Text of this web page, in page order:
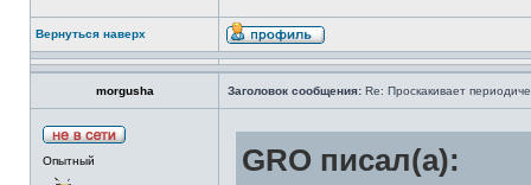
Вернуться наверх
morgusha Заголовок сообщения: Re: Проскакивает
Опытный GRO писал(а):